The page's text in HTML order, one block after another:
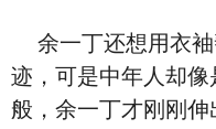
余一丁还想用衣袖
迹，可是中年人却
般，余一丁才刚刚